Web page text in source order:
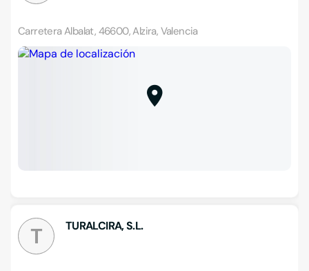
Carretera Albalat, 46600, Alzira, Valencia
T TURALCIRA, S.L.